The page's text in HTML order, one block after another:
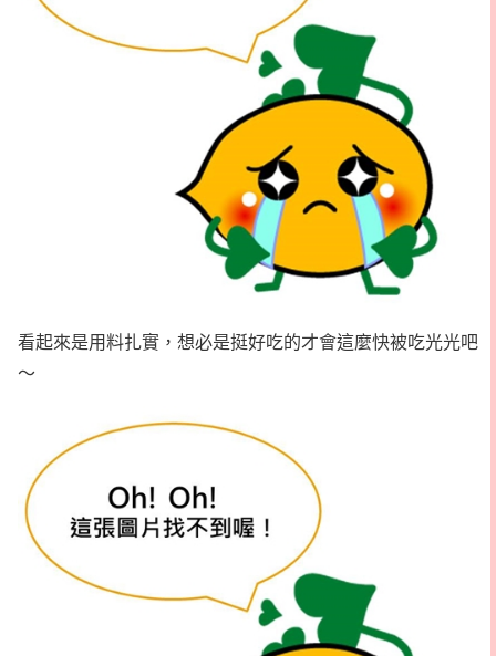
看起來是用料扎實，想必是挺好吃的才會這麼快被吃光光吧
～